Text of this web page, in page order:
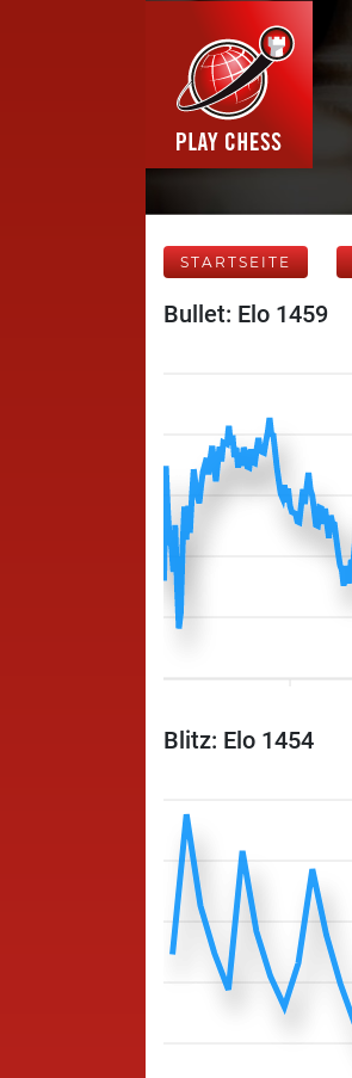
STARTSEITE
Bullet: Elo 1459
Blitz: Elo 1454